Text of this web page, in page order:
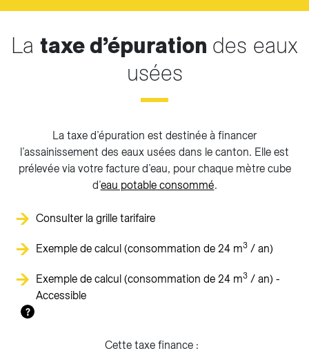
La taxe d’épuration des eaux
usées
La taxe d’épuration est destinée à financer
l’assainissement des eaux usées dans le canton. Elle est
prélevée via votre facture d’eau, pour chaque mètre cube
d’eau potable consommé.
Consulter la grille tarifaire
Exemple de calcul (consommation de 24 m3 / an)
Exemple de calcul (consommation de 24 m3 / an) -
Accessible
?
Cette taxe finance :